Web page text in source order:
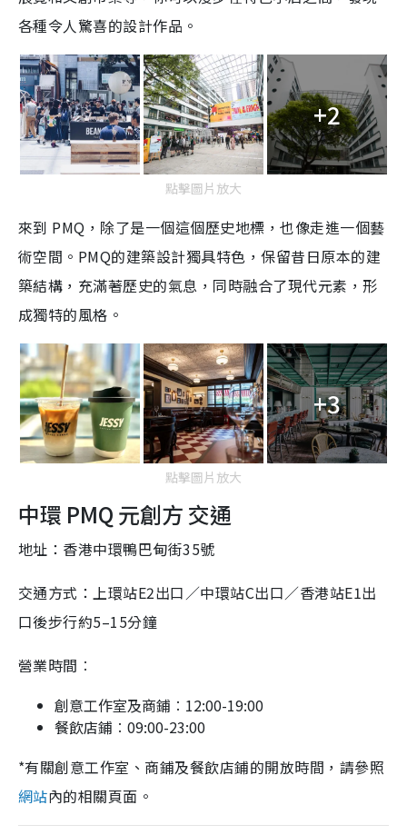
各種令人驚喜的設計作品。
+2
點擊圖片放大
來到 PMQ，除了是一個這個歷史地標，也像走進一個藝
術空間。PMQ的建築設計獨具特色，保留昔日原本的建
築結構，充滿著歷史的氣息，同時融合了現代元素，形
成獨特的風格。
+3
點擊圖片放大
中環 PMQ 元創方 交通
地址：香港中環鴨巴甸街35號
交通方式：上環站E2出口／中環站C出口／香港站E1出
口後步行約5–15分鐘
營業時間︰
創意工作室及商鋪︰12:00-19:00
餐飲店鋪︰09:00-23:00
*有關創意工作室、商鋪及餐飲店鋪的開放時間，請參照
網站內的相關頁面。